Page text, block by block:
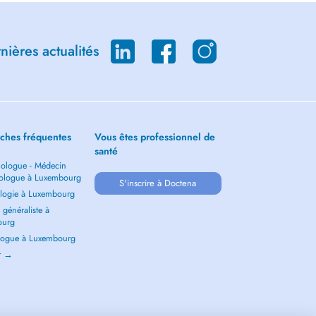
actualités
fréquentes
- Médecin
à Luxembourg
à Luxembourg
à
à Luxembourg
→
Vous êtes professionnel de
santé
S'inscrire à Doctena